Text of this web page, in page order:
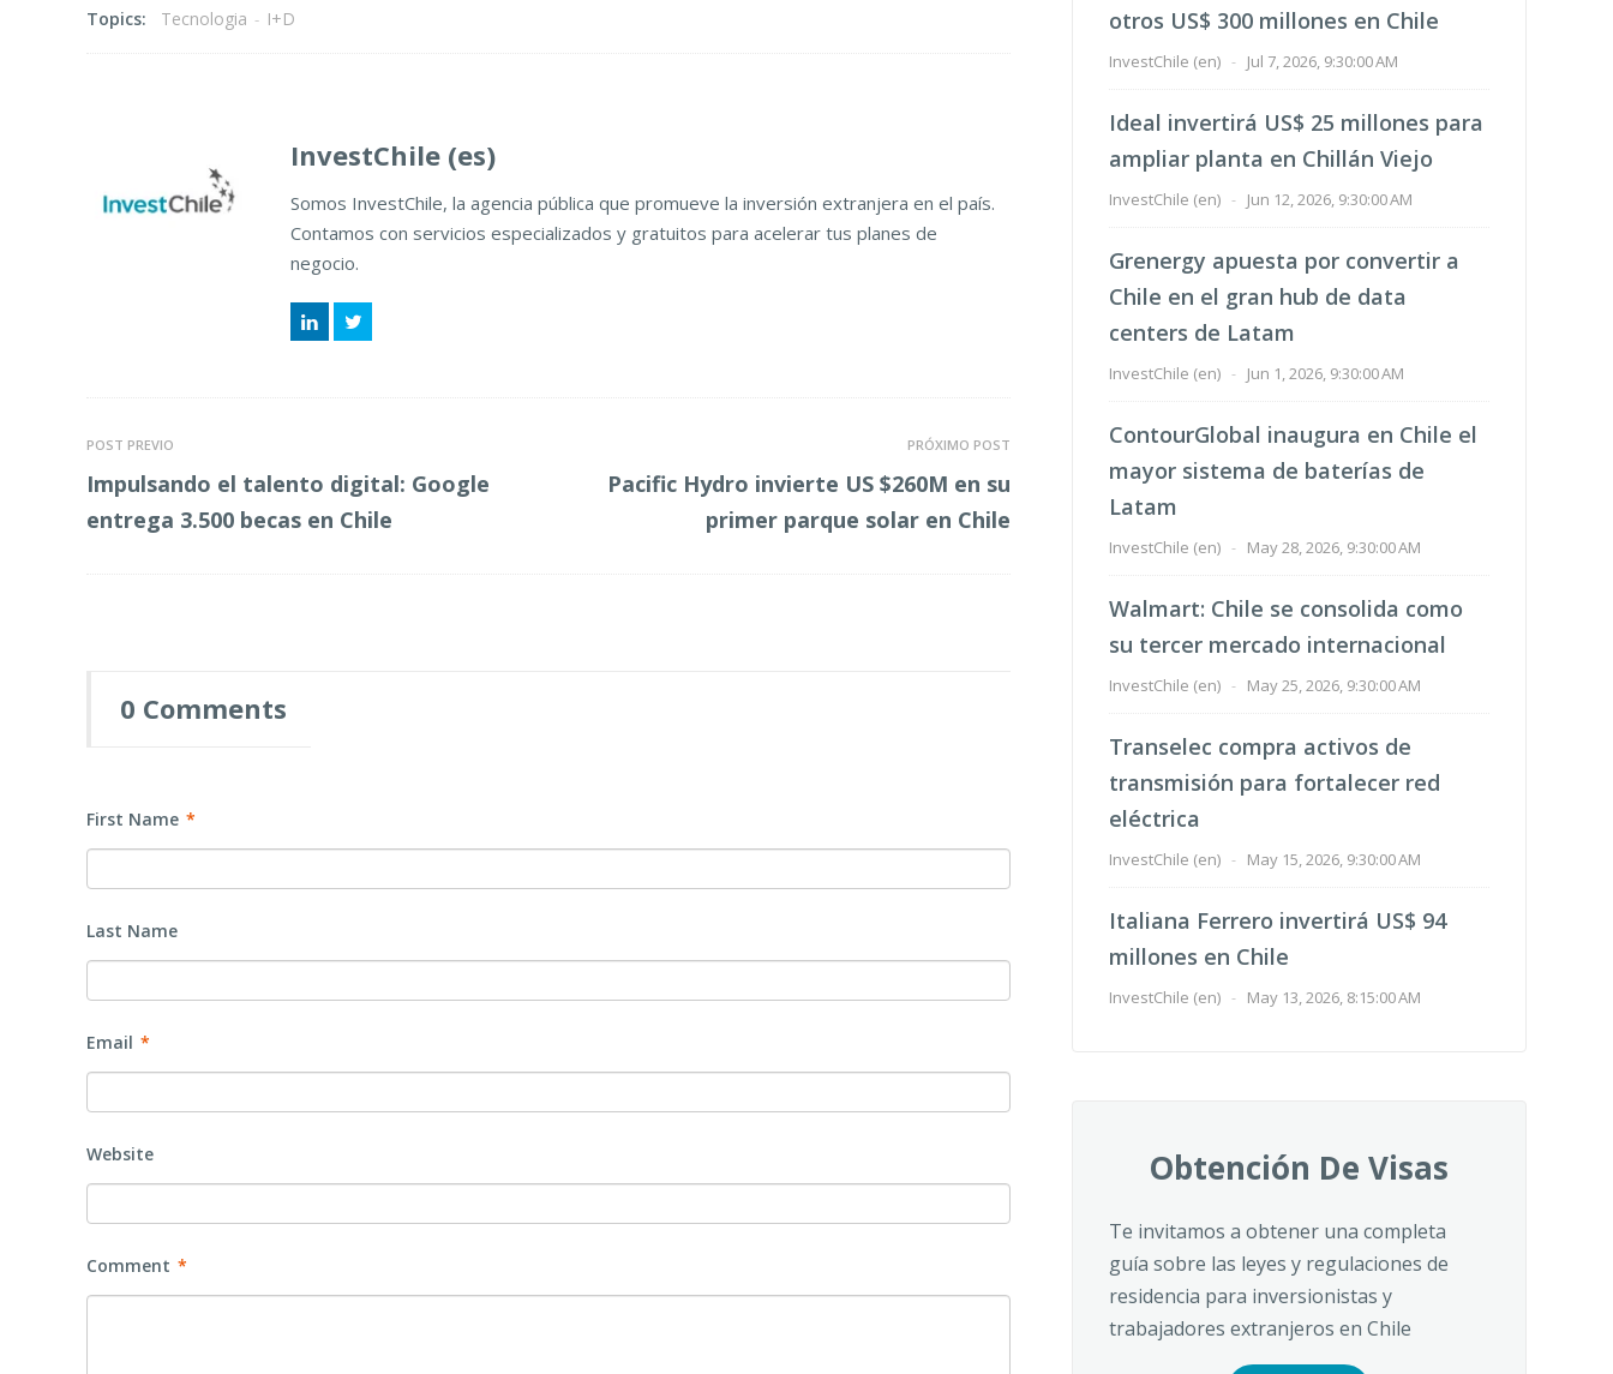
Topics: Tecnologia - I+D
InvestChile (es)
Somos InvestChile, la agencia pública que promueve la inversión extranjera en el país.
Contamos con servicios especializados y gratuitos para acelerar tus planes de
negocio.
POST PREVIO
Impulsando el talento digital: Google
entrega 3.500 becas en Chile
PRÓXIMO POST
Pacific Hydro invierte US $260M en su
primer parque solar en Chile
0 Comments
First Name *
Last Name
Email *
Website
Comment *
otros US$ 300 millones en Chile
InvestChile (en) - Jul 7, 2026, 9:30:00 AM
Ideal invertirá US$ 25 millones para
ampliar planta en Chillán Viejo
InvestChile (en) - Jun 12, 2026, 9:30:00 AM
Grenergy apuesta por convertir a
Chile en el gran hub de data
centers de Latam
InvestChile (en) - Jun 1, 2026, 9:30:00 AM
ContourGlobal inaugura en Chile el
mayor sistema de baterías de
Latam
InvestChile (en) - May 28, 2026, 9:30:00 AM
Walmart: Chile se consolida como
su tercer mercado internacional
InvestChile (en) - May 25, 2026, 9:30:00 AM
Transelec compra activos de
transmisión para fortalecer red
eléctrica
InvestChile (en) - May 15, 2026, 9:30:00 AM
Italiana Ferrero invertirá US$ 94
millones en Chile
InvestChile (en) - May 13, 2026, 8:15:00 AM
Obtención De Visas
Te invitamos a obtener una completa
guía sobre las leyes y regulaciones de
residencia para inversionistas y
trabajadores extranjeros en Chile